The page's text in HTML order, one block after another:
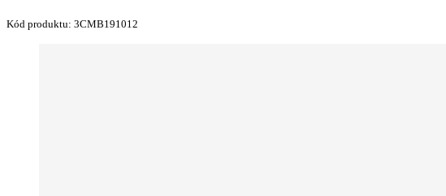
Kód produktu: 3CMB191012